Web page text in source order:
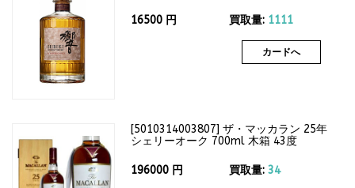
16500 円 買取量: 1111
カードへ
[5010314003807] ザ・マッカラン 25年
シェリーオーク 700ml 木箱 43度
196000 円 買取量: 34